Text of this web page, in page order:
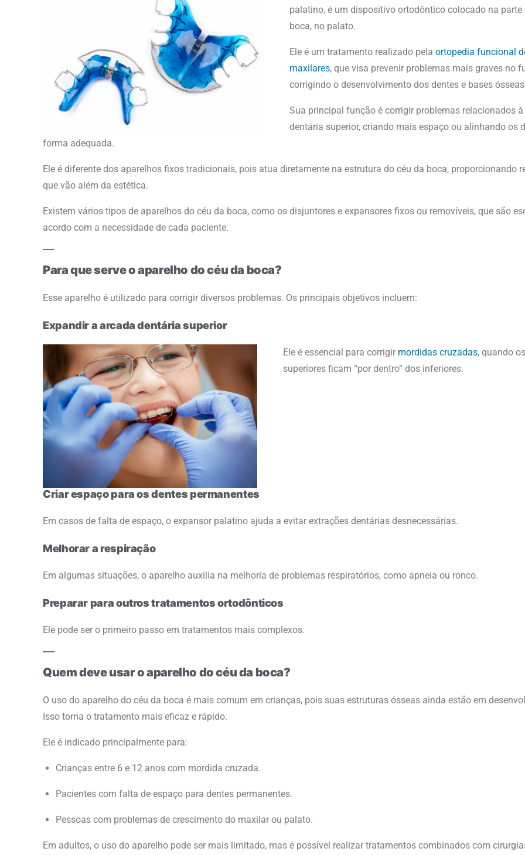
palatino, é um dispositivo ortodôntico colocado na parte
boca, no palato.
Ele é um tratamento realizado pela ortopedia funcional
maxilares, que visa prevenir problemas mais graves no
corrigindo o desenvolvimento dos dentes e bases
Sua principal função é corrigir problemas relacionados à
dentária superior, criando mais espaço ou alinhando os
forma adequada.
Ele é diferente dos aparelhos fixos tradicionais, pois atua diretamente na estrutura do céu da boca, proporcionando
que vão além da estética.
Existem vários tipos de aparelhos do céu da boca, como os disjuntores e expansores fixos ou removíveis, que são
acordo com a necessidade de cada paciente.
Para que serve o aparelho do céu da boca?
Esse aparelho é utilizado para corrigir diversos problemas. Os principais objetivos incluem:
Expandir a arcada dentária superior
Ele é essencial para corrigir mordidas cruzadas, quando
superiores ficam “por dentro” dos inferiores.
Criar espaço para os dentes permanentes
Em casos de falta de espaço, o expansor palatino ajuda a evitar extrações dentárias desnecessárias.
Melhorar a respiração
Em algumas situações, o aparelho auxilia na melhoria de problemas respiratórios, como apneia ou ronco.
Preparar para outros tratamentos ortodônticos
Ele pode ser o primeiro passo em tratamentos mais complexos.
Quem deve usar o aparelho do céu da boca?
O uso do aparelho do céu da boca é mais comum em crianças, pois suas estruturas ósseas ainda estão em
Isso torna o tratamento mais eficaz e rápido.
Ele é indicado principalmente para:
Crianças entre 6 e 12 anos com mordida cruzada.
Pacientes com falta de espaço para dentes permanentes.
Pessoas com problemas de crescimento do maxilar ou palato.
Em adultos, o uso do aparelho pode ser mais limitado, mas é possível realizar tratamentos combinados com